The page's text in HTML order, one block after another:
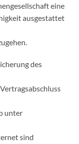
eine
ausgestattet
des
unter
sind